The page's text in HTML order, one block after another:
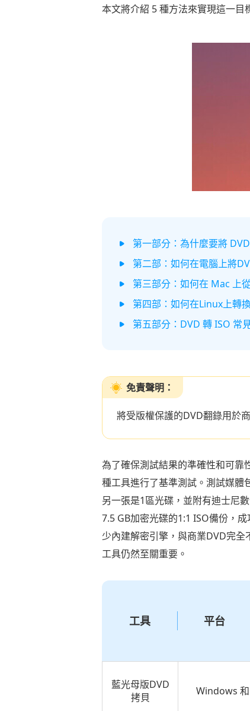
本文將介紹 5 種方法來實現這一目
第一部分：為什麼要將
第二部：如何在電腦上將
第三部分：如何在 Mac 上
第四部：如何在Linux上轉
第五部分：DVD 轉 ISO 常
免責聲明：
將受版權保護的DVD翻錄用於
為了確保測試結果的準確性和可
種工具進行了基準測試。測試媒體
另一張是1區光碟，並附有迪士尼
7.5 GB加密光碟的1:1 ISO備份，
少內建解密引擎，與商業DVD完
工具仍然至關重要。
工具 平台
藍光母版DVD
拷貝
Windows